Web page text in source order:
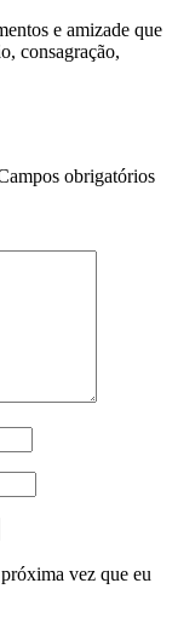
e amizade que
consagração,
obrigatórios
vez que eu